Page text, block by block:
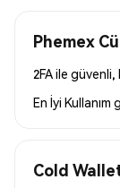
Phemex
2FA ile
En İyi Kullanım
Cold